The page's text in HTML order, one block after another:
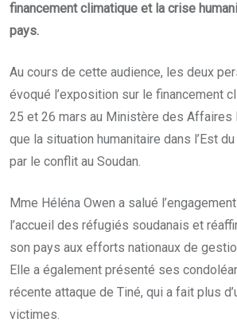
financement climatique et la crise
pays.
Au cours de cette audience, les deux
évoqué l’exposition sur le financement
25 et 26 mars au Ministère des Affaires
que la situation humanitaire dans l’Est
par le conflit au Soudan.
Mme Héléna Owen a salué
l’accueil des réfugiés soudanais et
son pays aux efforts nationaux de
Elle a également présenté ses
récente attaque de Tiné, qui a fait plus
victimes.